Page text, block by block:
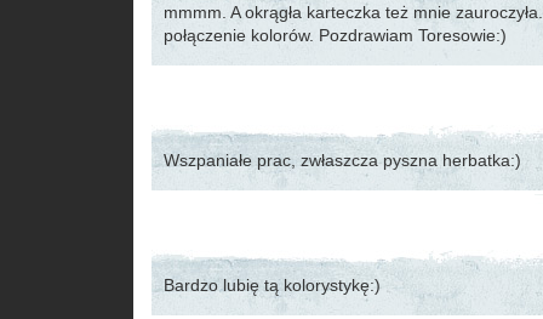
mmmm. A okrągła karteczka też mnie
połączenie kolorów. Pozdrawiam Toresowie:)
Wszpaniałe prac, zwłaszcza pyszna herbatka:)
Bardzo lubię tą kolorystykę:)